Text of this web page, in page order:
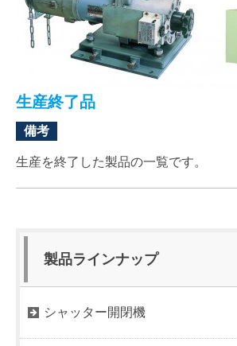
生産終了品
備考
生産を終了した製品の一覧です。
製品ラインナップ
シャッター開閉機